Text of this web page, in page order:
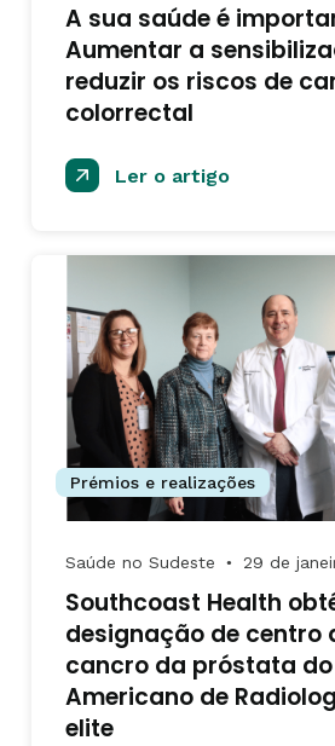
A sua saúde é
Aumentar a
reduzir os riscos de
colorrectal
Ler o artigo
Prémios e realizações
Saúde no Sudeste ● 29 de
Southcoast Health
designação de centro
cancro da próstata
Americano de
elite